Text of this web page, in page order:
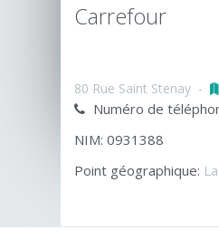
Carrefour
80 Rue Saint Stenay -
Numéro de
NIM: 0931388
Point géographique: